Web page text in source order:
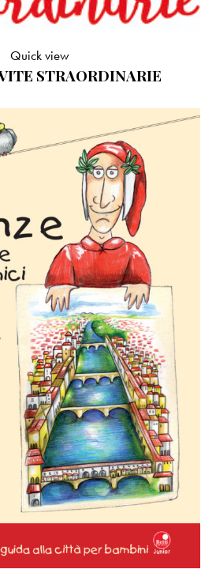
STRAORDINARIE
Quick view